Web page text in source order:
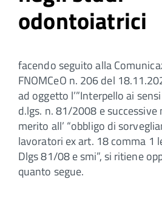
odontoiatrici
facendo seguito alla
FNOMCeO n. 206 del
ad oggetto l’”Interpello ai
d.lgs. n. 81/2008 e
merito all’ “obbligo di
lavoratori ex art. 18 comma 1
Dlgs 81/08 e smi”, si ritiene
quanto segue.